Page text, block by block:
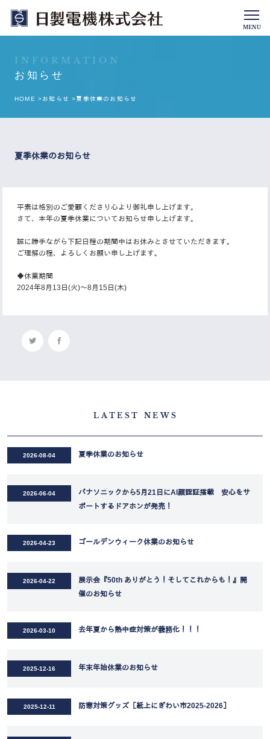
MENU
INFORMATION
お知らせ
HOME >お知らせ >夏季休業のお知らせ
夏季休業のお知らせ
平素は格別のご愛顧くださり心より御礼申し上げます。
さて、本年の夏季休業についてお知らせ申し上げます。
誠に勝手ながら下記日程の期間中はお休みとさせていただきます。
ご理解の程、よろしくお願い申し上げます。
◆休業期間
2024年8月13日(火)～8月15日(木)
LATEST NEWS
2026-08-04 夏季休業のお知らせ
2026-06-04
パナソニックから5月21日にAI顔認証搭載 安心をサ
ポートするドアホンが発売！
2026-04-23 ゴールデンウィーク休業のお知らせ
2026-04-22
展示会『50th ありがとう！そしてこれからも！』開
催のお知らせ
2026-03-10 去年夏から熱中症対策が義務化！！！
2025-12-16 年末年始休業のお知らせ
2025-12-11 防寒対策グッズ［紙上にぎわい市2025-2026］